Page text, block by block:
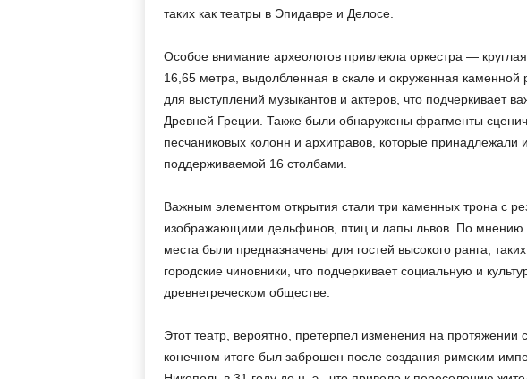
таких как театры в Эпидавре и Делосе.
Особое внимание археологов привлекла оркестра —
16,65 метра, выдолбленная в скале и окруженная каменной
для выступлений музыкантов и актеров, что подчеркивает
Древней Греции. Также были обнаружены фрагменты
песчаниковых колонн и архитравов, которые принадлежали
поддерживаемой 16 столбами.
Важным элементом открытия стали три каменных трона с
изображающими дельфинов, птиц и лапы львов. По мнению
места были предназначены для гостей высокого ранга,
городские чиновники, что подчеркивает социальную и
древнегреческом обществе.
Этот театр, вероятно, претерпел изменения на протяжении
конечном итоге был заброшен после создания римским